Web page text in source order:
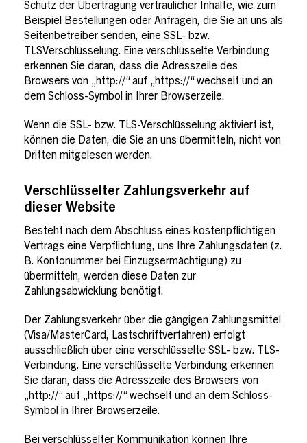
Schutz der Übertragung vertraulicher Inhalte, wie zum
Beispiel Bestellungen oder Anfragen, die Sie an uns als
Seitenbetreiber senden, eine SSL- bzw.
TLSVerschlüsselung. Eine verschlüsselte Verbindung
erkennen Sie daran, dass die Adresszeile des
Browsers von „http://“ auf „https://“ wechselt und an
dem Schloss-Symbol in Ihrer Browserzeile.
Wenn die SSL- bzw. TLS-Verschlüsselung aktiviert ist,
können die Daten, die Sie an uns übermitteln, nicht von
Dritten mitgelesen werden.
Verschlüsselter Zahlungsverkehr auf
dieser Website
Besteht nach dem Abschluss eines kostenpflichtigen
Vertrags eine Verpflichtung, uns Ihre Zahlungsdaten (z.
B. Kontonummer bei Einzugsermächtigung) zu
übermitteln, werden diese Daten zur
Zahlungsabwicklung benötigt.
Der Zahlungsverkehr über die gängigen Zahlungsmittel
(Visa/MasterCard, Lastschriftverfahren) erfolgt
ausschließlich über eine verschlüsselte SSL- bzw. TLS-
Verbindung. Eine verschlüsselte Verbindung erkennen
Sie daran, dass die Adresszeile des Browsers von
„http://“ auf „https://“ wechselt und an dem Schloss-
Symbol in Ihrer Browserzeile.
Bei verschlüsselter Kommunikation können Ihre